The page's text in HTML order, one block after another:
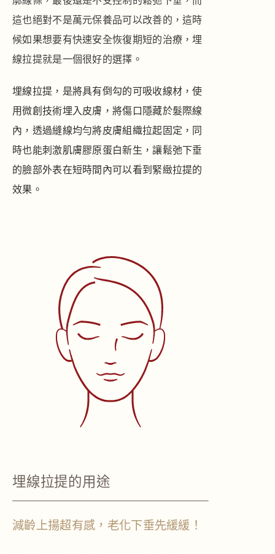
這也絕對不是萬元保養品可以改善的，這時
候如果想要有快速安全恢復期短的治療，埋
線拉提就是一個很好的選擇。
埋線拉提，是將具有倒勾的可吸收線材，使
用微創技術埋入皮膚，將傷口隱藏於髮際線
內，透過縫線均勻將皮膚組織拉起固定，同
時也能刺激肌膚膠原蛋白新生，讓鬆弛下垂
的臉部外表在短時間內可以看到緊緻拉提的
效果。
埋線拉提的用途
減齡上揚超有感，老化下垂先緩緩！